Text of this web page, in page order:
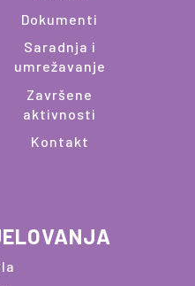
Dokumenti
Saradnja i
umrežavanje
Završene
aktivnosti
Kontakt